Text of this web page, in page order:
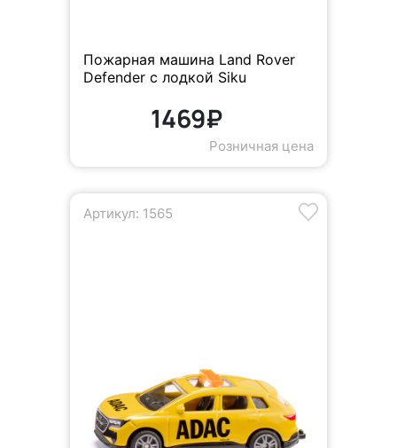
Пожарная машина Land Rover
Defender с лодкой Siku
1469₽
Розничная цена
Артикул: 1565